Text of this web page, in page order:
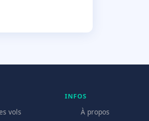
vols
INFOS
À propos